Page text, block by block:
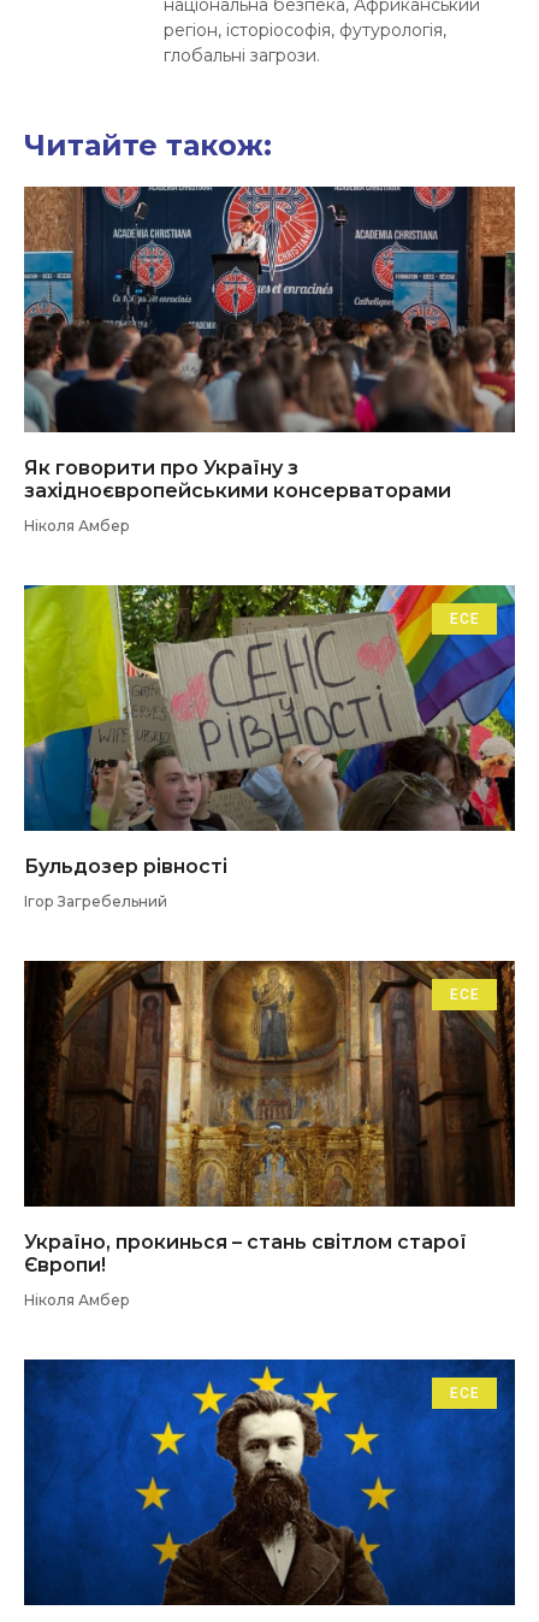
національна безпека, Африканський
регіон, історіософія, футурологія,
глобальні загрози.
Читайте також:
Як говорити про Україну з
західноєвропейськими консерваторами
Ніколя Амбер
ЕСЕ
Бульдозер рівності
Ігор Загребельний
ЕСЕ
Україно, прокинься – стань світлом старої
Європи!
Ніколя Амбер
ЕСЕ